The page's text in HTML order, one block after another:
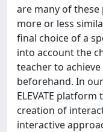
are many of
more or less
final choice of a
into account the
teacher to
beforehand. In
ELEVATE
creation of
interactive